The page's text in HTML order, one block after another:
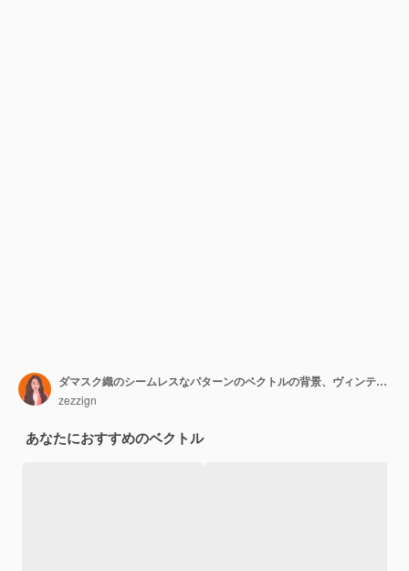
ダマスク織のシームレスなパターンのベクトルの背景、ヴィンテージの豪華な壁紙
zezzign
あなたにおすすめのベクトル